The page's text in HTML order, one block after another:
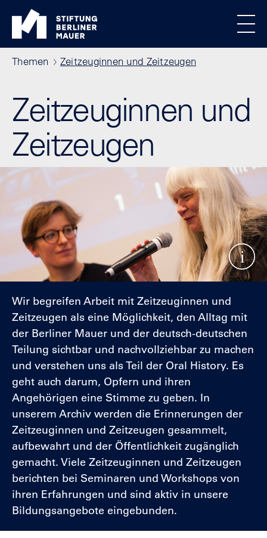
Direkt zum Inhalt
Standortmenu
Show locations
Alle Standorte
Stiftung Berliner Mauer Startseite
Pfadnavigation
Themen Zeitzeuginnen und Zeitzeugen
Zeitzeuginnen und
Zeitzeugen
Wir begreifen Arbeit mit Zeitzeuginnen und
Zeitzeugen als eine Möglichkeit, den Alltag mit
der Berliner Mauer und der deutsch-deutschen
Teilung sichtbar und nachvollziehbar zu machen
und verstehen uns als Teil der Oral History. Es
geht auch darum, Opfern und ihren
Angehörigen eine Stimme zu geben. In
unserem Archiv werden die Erinnerungen der
Zeitzeuginnen und Zeitzeugen gesammelt,
aufbewahrt und der Öffentlichkeit zugänglich
gemacht. Viele Zeitzeuginnen und Zeitzeugen
berichten bei Seminaren und Workshops von
ihren Erfahrungen und sind aktiv in unsere
Bildungsangebote eingebunden.